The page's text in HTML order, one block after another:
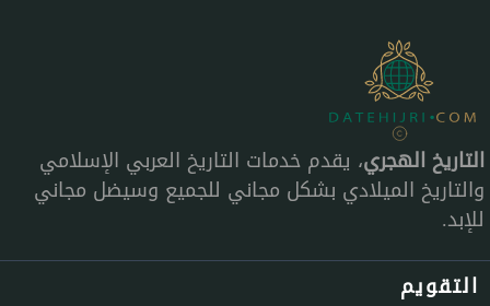
التاريخ الهجري، يقدم خدمات التاريخ العربي الإسلامي
والتاريخ الميلادي بشكل مجاني للجميع وسيضل مجاني
للإبد.
التقويم